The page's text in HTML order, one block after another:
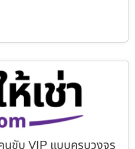
นขับ VIP แบบครบวงจร